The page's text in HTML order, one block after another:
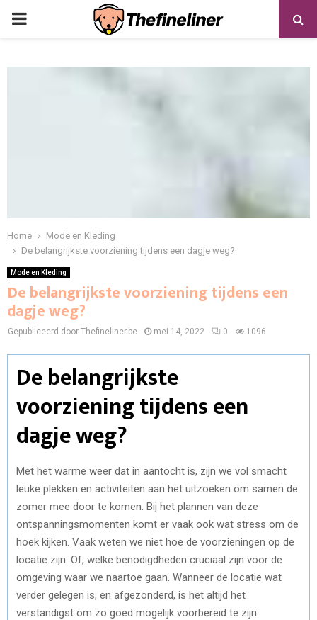
PRIMARY
Home
Mode en Kleding
De belangrijkste voorziening tijdens een dagje weg?
Mode en Kleding
De belangrijkste voorziening tijdens een
dagje weg?
Gepubliceerd door Thefineliner.be mei 14, 2022 0 1096
De belangrijkste
voorziening tijdens een
dagje weg?
Met het warme weer dat in aantocht is, zijn we vol smacht
leuke plekken en activiteiten aan het uitzoeken om samen de
zomer mee door te komen. Bij het plannen van deze
ontspanningsmomenten komt er vaak ook wat stress om de
hoek kijken. Vaak weten we niet hoe de voorzieningen op de
locatie zijn. Of, welke benodigdheden cruciaal zijn voor de
omgeving waar we naartoe gaan. Wanneer de locatie wat
verder gelegen is, en afgezonderd, is het altijd het
verstandigst om zo goed mogelijk voorbereid te zijn.